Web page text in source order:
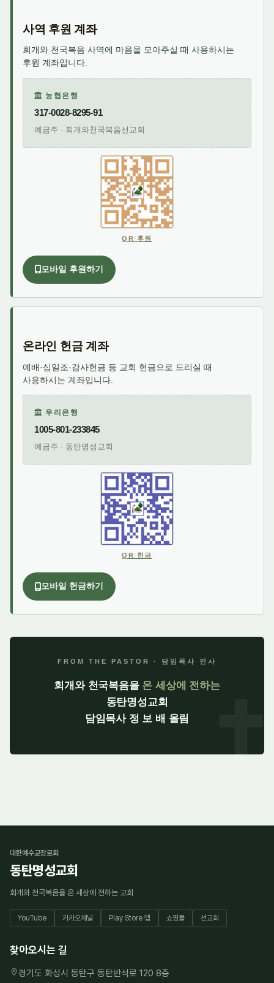
사역 후원 계좌
회개와 천국복음 사역에 마음을 모아주실 때 사용하시는
후원 계좌입니다.
농협은행
317-0028-8295-91
예금주 · 회개와천국복음선교회
QR 후원
모바일 후원하기
온라인 헌금 계좌
예배·십일조·감사헌금 등 교회 헌금으로 드리실 때
사용하시는 계좌입니다.
우리은행
1005-801-233845
예금주 · 동탄명성교회
QR 헌금
모바일 헌금하기
FROM THE PASTOR · 담임목사 인사
회개와 천국복음을 온 세상에 전하는
동탄명성교회
담임목사 정 보 배 올림
✝
대한예수교장로회
동탄명성교회
회개와 천국복음을 온 세상에 전하는 교회
YouTube 카카오채널 Play Store 앱 쇼핑몰 선교회
찾아오시는 길
경기도 화성시 동탄구 동탄반석로 120 8층